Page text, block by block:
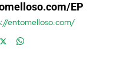
EP
entomelloso.com/